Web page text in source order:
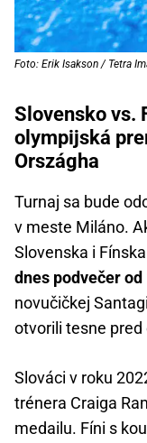
Foto: Erik Isakson / Tetra
Slovensko vs.
olympijská
Országha
Turnaj sa bude
v meste Miláno.
Slovenska i
dnes podvečer od
novučičkej
otvorili tesne
Slováci v roku
trénera Craiga
medailu. Fíni s